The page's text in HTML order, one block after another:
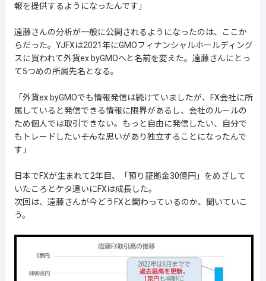
報を提供するようになったんです」
遠藤さんの分析が一般に公開されるようになったのは、ここか
らだった。YJFXは2021年にGMOフィナンシャルホールディング
スに買われて外貨ex byGMOへと名前を変えた。遠藤さんにとっ
て5つめの所属先名となる。
「外貨ex byGMOでも情報発信は続けていましたが、FX会社に所
属していると発信できる情報に限界があるし、会社のルールの
ため個人では取引できない。もっと自由に発信したい、自分で
もトレードしたい――そんな思いがあり独立することになったんで
す」
日本でFXが生まれて2年目、「預り証拠金30億円」をめざして
いたころとケタ違いにFXは成長した。
次回は、遠藤さんが今どうFXと関わっているのか、聞いていこ
う。